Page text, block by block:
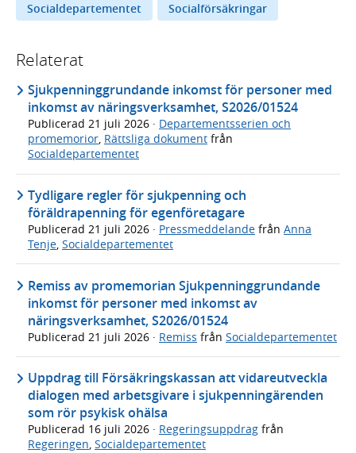
Socialdepartementet
Socialförsäkringar
Relaterat
Sjukpenninggrundande inkomst för personer med
inkomst av näringsverksamhet, S2026/01524
Publicerad 21 juli 2026 · Departementsserien och
promemorior, Rättsliga dokument från
Socialdepartementet
Tydligare regler för sjukpenning och
föräldrapenning för egenföretagare
Publicerad 21 juli 2026 · Pressmeddelande från Anna
Tenje, Socialdepartementet
Remiss av promemorian Sjukpenninggrundande
inkomst för personer med inkomst av
näringsverksamhet, S2026/01524
Publicerad 21 juli 2026 · Remiss från Socialdepartementet
Uppdrag till Försäkringskassan att vidareutveckla
dialogen med arbetsgivare i sjukpenningärenden
som rör psykisk ohälsa
Publicerad 16 juli 2026 · Regeringsuppdrag från
Regeringen, Socialdepartementet